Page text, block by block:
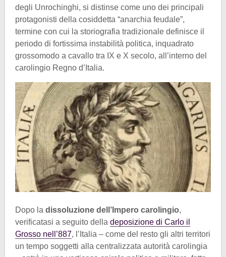
degli Unrochinghi, si distinse come uno dei principali
protagonisti della cosiddetta “anarchia feudale”,
termine con cui la storiografia tradizionale definisce il
periodo di fortissima instabilità politica, inquadrato
grossomodo a cavallo tra IX e X secolo, all’interno del
carolingio Regno d’Italia.
Dopo la dissoluzione dell’Impero carolingio,
verificatasi a seguito della deposizione di Carlo il
Grosso nell’887, l’Italia – come del resto gli altri territori
un tempo soggetti alla centralizzata autorità carolingia